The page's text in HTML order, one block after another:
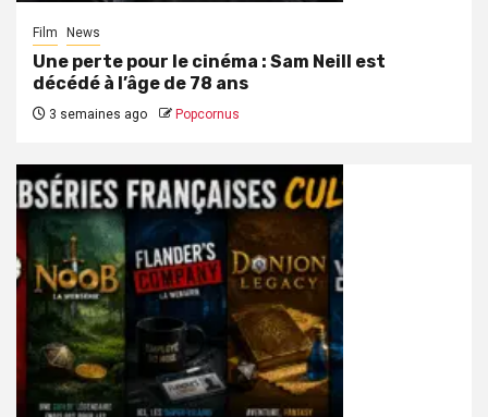
Film News
Une perte pour le cinéma : Sam Neill est
décédé à l’âge de 78 ans
3 semaines ago Popcornus